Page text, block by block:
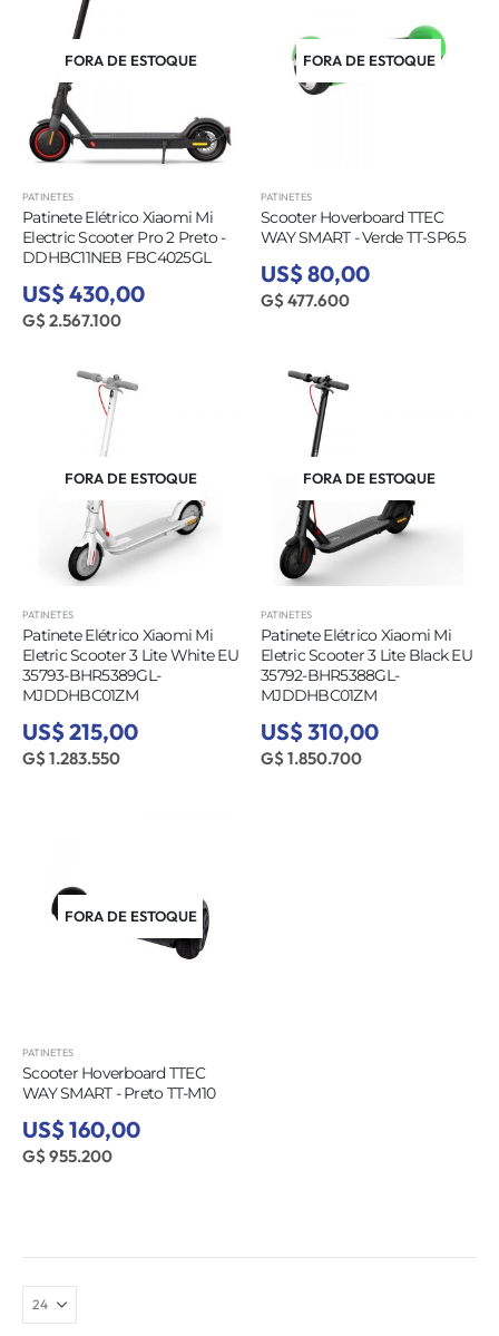
FORA DE ESTOQUE
PATINETES
Patinete Elétrico Xiaomi Mi
Electric Scooter Pro 2 Preto -
DDHBC11NEB FBC4025GL
US$ 430,00
G$ 2.567.100
FORA DE ESTOQUE
PATINETES
Scooter Hoverboard TTEC
WAY SMART - Verde TT-SP6.5
US$ 80,00
G$ 477.600
FORA DE ESTOQUE
PATINETES
Patinete Elétrico Xiaomi Mi
Eletric Scooter 3 Lite White EU
35793-BHR5389GL-
MJDDHBC01ZM
US$ 215,00
G$ 1.283.550
FORA DE ESTOQUE
PATINETES
Patinete Elétrico Xiaomi Mi
Eletric Scooter 3 Lite Black EU
35792-BHR5388GL-
MJDDHBC01ZM
US$ 310,00
G$ 1.850.700
FORA DE ESTOQUE
PATINETES
Scooter Hoverboard TTEC
WAY SMART - Preto TT-M10
US$ 160,00
G$ 955.200